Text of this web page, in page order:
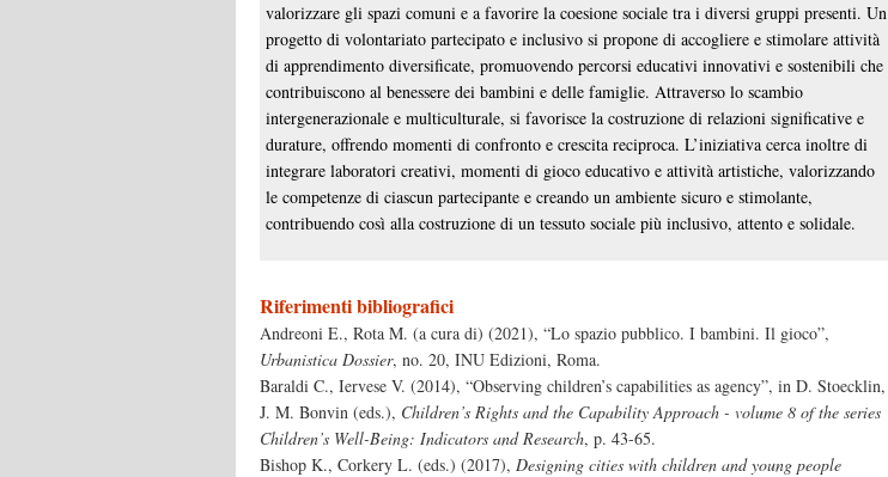
valorizzare gli spazi comuni e a favorire la coesione sociale tra i diversi gruppi presenti. Un
progetto di volontariato partecipato e inclusivo si propone di accogliere e stimolare attività
di apprendimento diversificate, promuovendo percorsi educativi innovativi e sostenibili che
contribuiscono al benessere dei bambini e delle famiglie. Attraverso lo scambio
intergenerazionale e multiculturale, si favorisce la costruzione di relazioni significative e
durature, offrendo momenti di confronto e crescita reciproca. L’iniziativa cerca inoltre di
integrare laboratori creativi, momenti di gioco educativo e attività artistiche, valorizzando
le competenze di ciascun partecipante e creando un ambiente sicuro e stimolante,
contribuendo così alla costruzione di un tessuto sociale più inclusivo, attento e solidale.
Riferimenti bibliografici
Andreoni E., Rota M. (a cura di) (2021), “Lo spazio pubblico. I bambini. Il gioco”,
Urbanistica Dossier, no. 20, INU Edizioni, Roma.
Baraldi C., Iervese V. (2014), “Observing children’s capabilities as agency”, in D. Stoecklin,
J. M. Bonvin (eds.), Children’s Rights and the Capability Approach - volume 8 of the series
Children’s Well-Being: Indicators and Research, p. 43-65.
Bishop K., Corkery L. (eds.) (2017), Designing cities with children and young people